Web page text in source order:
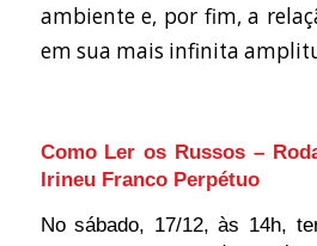
ambiente e, por fim, a
em sua mais infinita
Como Ler os Russos –
Irineu Franco Perpétuo
No sábado, 17/12, às 14h,